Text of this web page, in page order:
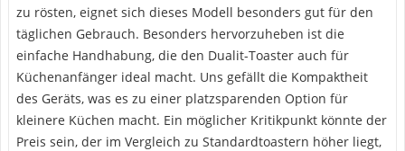
zu rösten, eignet sich dieses Modell besonders gut für den
täglichen Gebrauch. Besonders hervorzuheben ist die
einfache Handhabung, die den Dualit-Toaster auch für
Küchenanfänger ideal macht. Uns gefällt die Kompaktheit
des Geräts, was es zu einer platzsparenden Option für
kleinere Küchen macht. Ein möglicher Kritikpunkt könnte der
Preis sein, der im Vergleich zu Standardtoastern höher liegt,